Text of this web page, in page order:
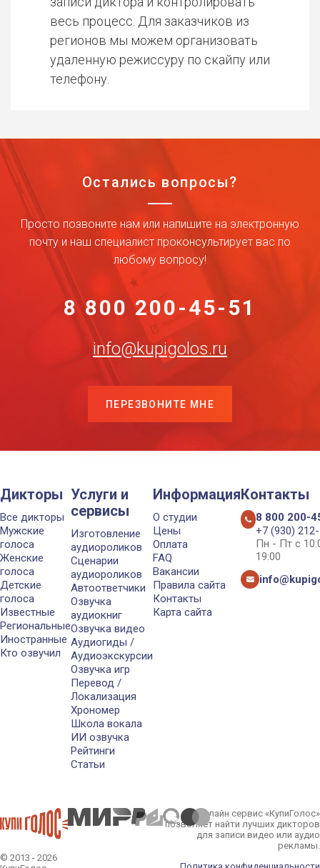
весь процесс. Для заказчиков из
регионов мы можем организовать
удаленную режиссуру по скайпу или
телефону.
Остались вопросы?
Просто позвоните нам или напишите на электронную
почту и наш специалист проконсультирует вас по
любому вопросу!
8 800 200-45-51
info@kupigolos.ru
ПЕРЕЗВОНИТЕ МНЕ
Дикторы
Все дикторы
Мужские
голоса
Женские
голоса
Детские
голоса
Известные
Региональные
Иностранные
Кто озвучил
Услуги и
сервисы
Изготовление
аудиороликов
Сценарии
аудиороликов
Автоответчики
Озвучка
аудиокниг
Озвучка видео
Аудиогиды /
Аудиоэкскурсии
Озвучка игр
Перевод /
Локализация
Хрономер
Школа вокала
ИИ озвучка
Рейтинги
Статьи
Информация
О студии
Цены
Оплата
FAQ
Вакансии
Правила сайта
Контакты
Карта сайта
Контакты
8 800 200-
+7 (930)
Пн - Пт с
19:00
© 2013 - 2026
Онлайн сервис «КупиГолос»
позволяет найти лучших дикторов
для записи видео или аудио
рекламы.